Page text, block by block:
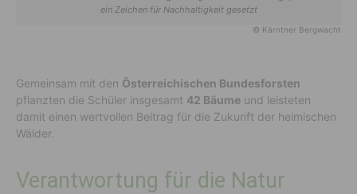
ein Zeichen für Nachhaltigkeit gesetzt
© Kärntner Bergwacht
Gemeinsam mit den Österreichischen Bundesforsten
pflanzten die Schüler insgesamt 42 Bäume und leisteten
damit einen wertvollen Beitrag für die Zukunft der heimischen
Wälder.
Verantwortung für die Natur